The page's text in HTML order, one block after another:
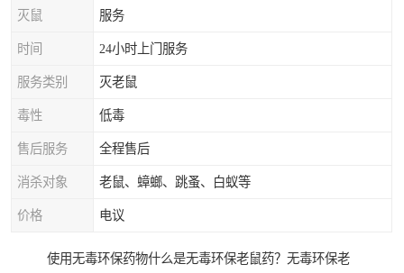
灭鼠 服务
时间 24小时上门服务
服务类别 灭老鼠
毒性 低毒
售后服务 全程售后
消杀对象 老鼠、蟑螂、跳蚤、白蚁等
价格 电议
使用无毒环保药物什么是无毒环保老鼠药？无毒环保老